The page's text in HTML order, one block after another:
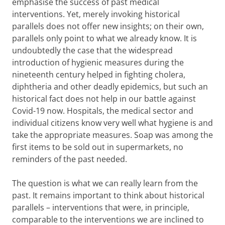
interventions. Yet, merely invoking historical
parallels does not offer new insights; on their own,
parallels only point to what we already know. It is
undoubtedly the case that the widespread
introduction of hygienic measures during the
nineteenth century helped in fighting cholera,
diphtheria and other deadly epidemics, but such an
historical fact does not help in our battle against
Covid-19 now. Hospitals, the medical sector and
individual citizens know very well what hygiene is and
take the appropriate measures. Soap was among the
first items to be sold out in supermarkets, no
reminders of the past needed.
The question is what we can really learn from the
past. It remains important to think about historical
parallels – interventions that were, in principle,
comparable to the interventions we are inclined to